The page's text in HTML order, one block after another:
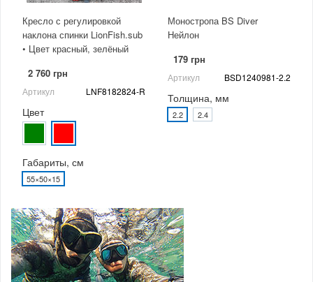
Кресло с регулировкой
наклона спинки LionFish.sub
• Цвет красный, зелёный
2 760 грн
Артикул LNF8182824-R
Цвет
Габариты, см
55×50×15
Моностропа BS Diver
Нейлон
179 грн
Артикул BSD1240981-2.2
Толщина, мм
2.2 2.4